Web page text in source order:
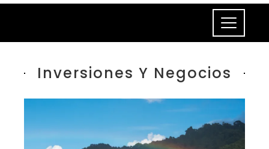
Inversiones Y Negocios